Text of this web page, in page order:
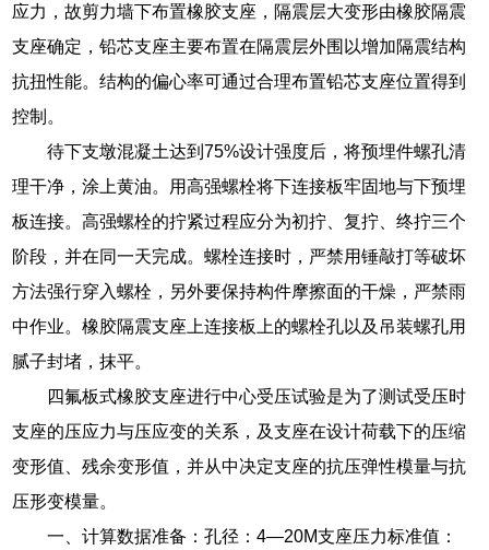
应力，故剪力墙下布置橡胶支座，隔震层大变形由橡胶隔震
支座确定，铅芯支座主要布置在隔震层外围以增加隔震结构
抗扭性能。结构的偏心率可通过合理布置铅芯支座位置得到
控制。
待下支墩混凝土达到75%设计强度后，将预埋件螺孔清
理干净，涂上黄油。用高强螺栓将下连接板牢固地与下预埋
板连接。高强螺栓的拧紧过程应分为初拧、复拧、终拧三个
阶段，并在同一天完成。螺栓连接时，严禁用锤敲打等破坏
方法强行穿入螺栓，另外要保持构件摩擦面的干燥，严禁雨
中作业。橡胶隔震支座上连接板上的螺栓孔以及吊装螺孔用
腻子封堵，抹平。
四氟板式橡胶支座进行中心受压试验是为了测试受压时
支座的压应力与压应变的关系，及支座在设计荷载下的压缩
变形值、残余变形值，并从中决定支座的抗压弹性模量与抗
压形变模量。
一、计算数据准备：孔径：4—20M支座压力标准值：